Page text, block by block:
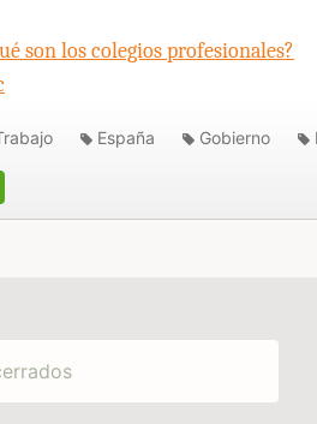
son los colegios profesionales?
España Gobierno